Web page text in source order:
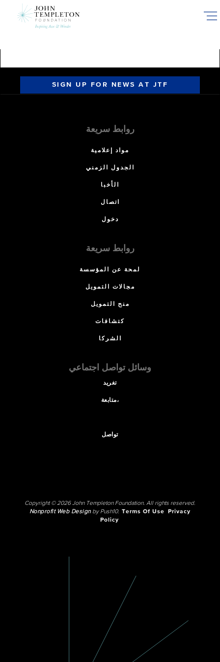
SIGN UP FOR NEWS AT JTF
روابط سريعة
مواد إعلامية
الجدول الزمني
الأخبا
اتصال
دخول
روابط سريعة
لمحة عن المؤسسة
مجالات التمويل
منح التمويل
كتشافات
الشركا
وسائل تواصل اجتماعي
تغريد
متابعة،
تواصل
Copyright © 2026 John Templeton Foundation. All rights reserved.
Nonprofit Web Designby Push10. Terms Of Use
Privacy
Policy